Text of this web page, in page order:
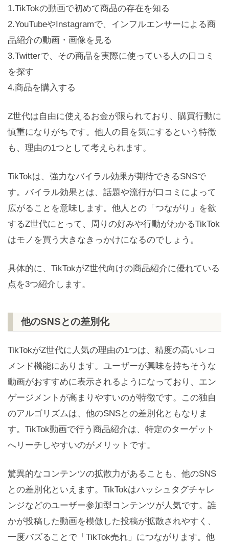
1.TikTokの動画で初めて商品の存在を知る
2.YouTubeやInstagramで、インフルエンサーによる商
品紹介の動画・画像を見る
3.Twitterで、その商品を実際に使っている人の口コミ
を探す
4.商品を購入する
Z世代は自由に使えるお金が限られており、購買行動に
慎重になりがちです。他人の目を気にするという特徴
も、理由の1つとして考えられます。
TikTokは、強力なバイラル効果が期待できるSNSで
す。バイラル効果とは、話題や流行が口コミによって
広がることを意味します。他人との「つながり」を欲
するZ世代にとって、周りの好みや行動がわかるTikTok
はモノを買う大きなきっかけになるのでしょう。
具体的に、TikTokがZ世代向けの商品紹介に優れている
点を3つ紹介します。
他のSNSとの差別化
TikTokがZ世代に人気の理由の1つは、精度の高いレコ
メンド機能にあります。ユーザーが興味を持ちそうな
動画がおすすめに表示されるようになっており、エン
ゲージメントが高まりやすいのが特徴です。この独自
のアルゴリズムは、他のSNSとの差別化ともなりま
す。TikTok動画で行う商品紹介は、特定のターゲット
へリーチしやすいのがメリットです。
驚異的なコンテンツの拡散力があることも、他のSNS
との差別化といえます。TikTokはハッシュタグチャレ
ンジなどのユーザー参加型コンテンツが人気です。誰
かが投稿した動画を模倣した投稿が拡散されやすく、
一度バズることで「TikTok売れ」につながります。他